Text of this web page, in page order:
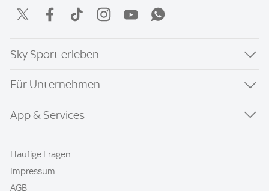
Sky Sport erleben
Für Unternehmen
App & Services
Häufige Fragen
Impressum
AGB